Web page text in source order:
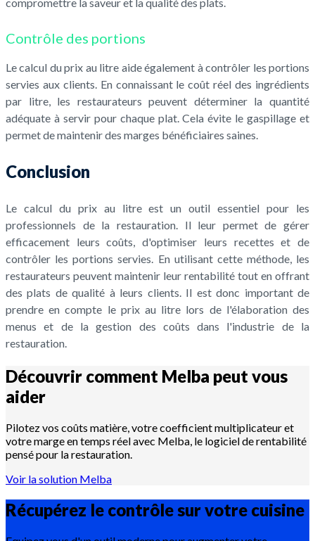
Contrôle des portions
Le calcul du prix au litre aide également à contrôler les portions
servies aux clients. En connaissant le coût réel des ingrédients
par litre, les restaurateurs peuvent déterminer la quantité
adéquate à servir pour chaque plat. Cela évite le gaspillage et
permet de maintenir des marges bénéficiaires saines.
Conclusion
Le calcul du prix au litre est un outil essentiel pour les
professionnels de la restauration. Il leur permet de gérer
efficacement leurs coûts, d'optimiser leurs recettes et de
contrôler les portions servies. En utilisant cette méthode, les
restaurateurs peuvent maintenir leur rentabilité tout en offrant
des plats de qualité à leurs clients. Il est donc important de
prendre en compte le prix au litre lors de l'élaboration des
menus et de la gestion des coûts dans l'industrie de la
restauration.
Découvrir comment Melba peut vous
aider
Pilotez vos coûts matière, votre coefficient multiplicateur et
votre marge en temps réel avec Melba, le logiciel de rentabilité
pensé pour la restauration.
Voir la solution Melba
Récupérez le contrôle sur votre cuisine